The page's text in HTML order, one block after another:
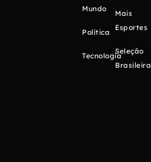
Mundo
Política
Tecnologia
Mais
Esportes
Seleção
Brasileira